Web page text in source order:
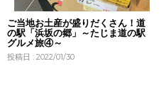
ご当地お土産が盛りだくさん！道
の駅「浜坂の郷」～たじま道の駅
グルメ旅④～
投稿日 : 2022/01/30